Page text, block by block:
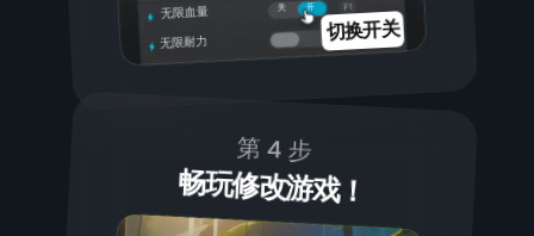
开
关
无限血量
无限耐力
切换开关
第 4 步
畅玩修改游戏！